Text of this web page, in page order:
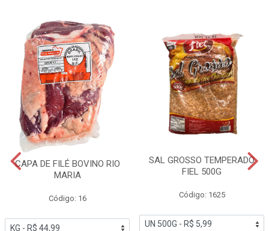
CAPA DE FILÉ BOVINO RIO
MARIA
Código: 16
SAL GROSSO TEMPERADO
FIEL 500G
Código: 1625